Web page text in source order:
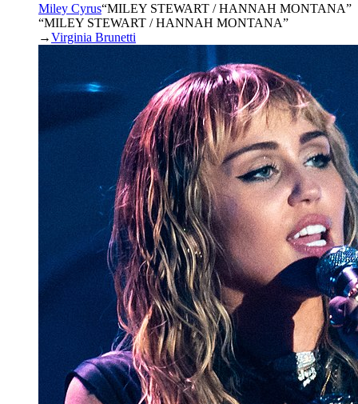
Miley Cyrus“MILEY STEWART / HANNAH MONTANA”
“MILEY STEWART / HANNAH MONTANA”
→Virginia Brunetti